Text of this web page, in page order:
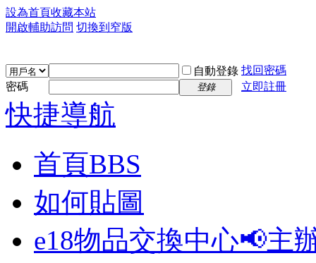
設為首頁收藏本站
開啟輔助訪問 切換到窄版
自動登錄 找回密碼
密碼
登錄 立即註冊
快捷導航
首頁BBS
如何貼圖
e18物品交換中心📢主